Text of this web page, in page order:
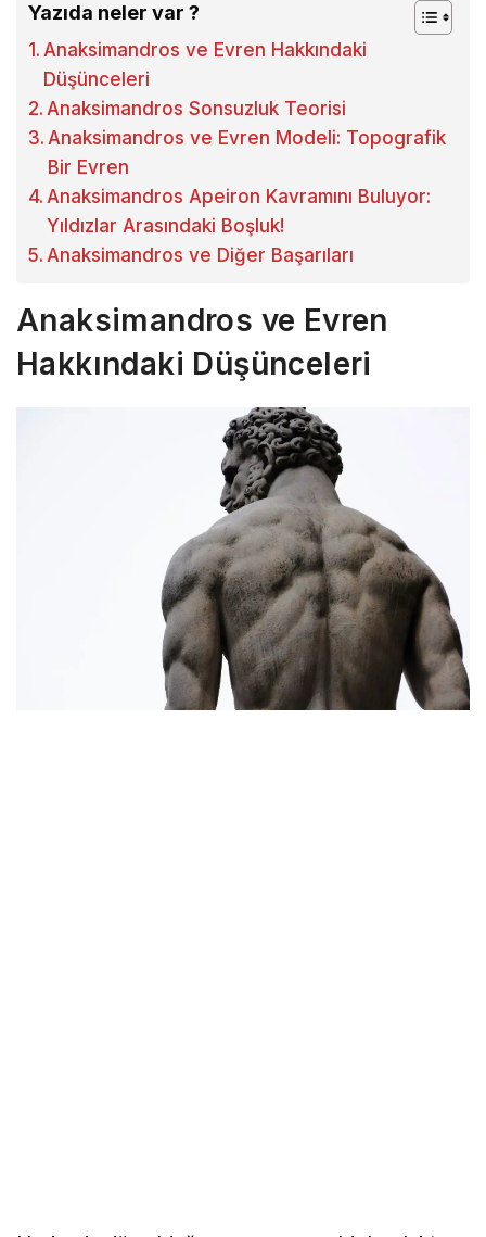
Yazıda neler var ?
Anaksimandros ve Evren Hakkındaki
Düşünceleri
Anaksimandros Sonsuzluk Teorisi
Anaksimandros ve Evren Modeli: Topografik
Bir Evren
Anaksimandros Apeiron Kavramını Buluyor:
Yıldızlar Arasındaki Boşluk!
Anaksimandros ve Diğer Başarıları
Anaksimandros ve Evren
Hakkındaki Düşünceleri